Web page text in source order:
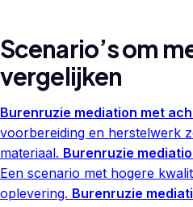
Scenario’s om
vergelijken
Burenruzie mediation met
voorbereiding en herstelwerk
materiaal. Burenruzie
Een scenario met hogere
oplevering. Burenruzie